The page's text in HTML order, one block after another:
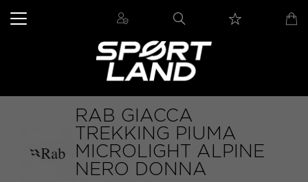
RAB GIACCA
TREKKING PIUMA
MICROLIGHT ALPINE
NERO DONNA